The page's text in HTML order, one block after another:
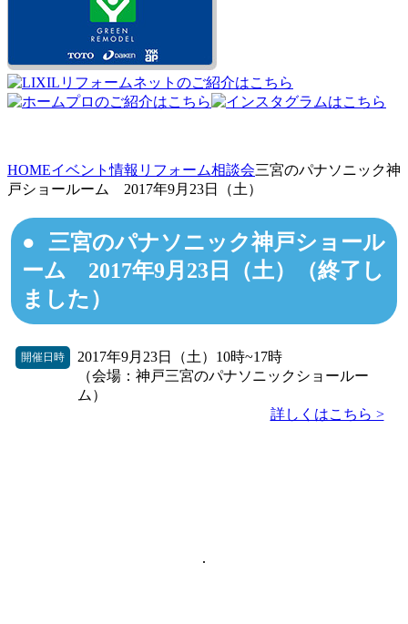
HOMEイベント情報 リフォーム相談会三宮のパナソニック神
戸ショールーム 2017年9月23日（土）
三宮のパナソニック神戸ショール
ーム 2017年9月23日（土）（終了し
ました）
開催日時
2017年9月23日（土）10時~17時
（会場：神戸三宮のパナソニックショールー
ム）
詳しくはこちら >